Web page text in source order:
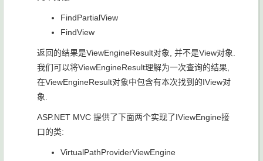
FindPartialView
FindView
返回的结果是ViewEngineResult对象, 并不是View对象.
我们可以将ViewEngineResult理解为一次查询的结果,
在ViewEngineResult对象中包含有本次找到的IView对
象.
ASP.NET MVC 提供了下面两个实现了IViewEngine接
口的类:
VirtualPathProviderViewEngine